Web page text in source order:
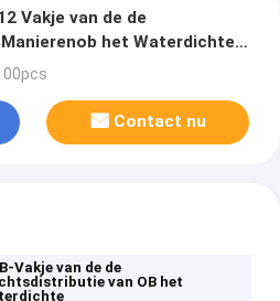
Vakje van de de
het Waterdichte
Contact nu
Vakje van de de
van OB het